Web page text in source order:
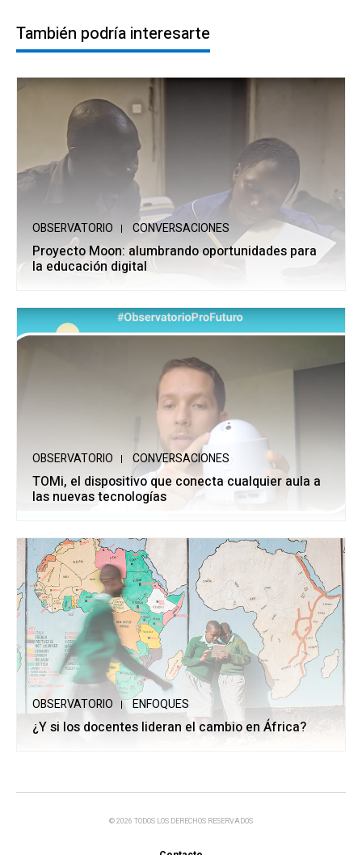
También podría interesarte
OBSERVATORIO CONVERSACIONES
Proyecto Moon: alumbrando oportunidades para
la educación digital
OBSERVATORIO CONVERSACIONES
TOMi, el dispositivo que conecta cualquier aula a
las nuevas tecnologías
OBSERVATORIO ENFOQUES
¿Y si los docentes lideran el cambio en África?
© 2026 TODOS LOS DERECHOS RESERVADOS